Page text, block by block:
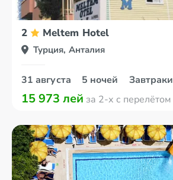
2 Meltem Hotel
Турция, Анталия
31 августа 5 ночей Завтраки
15 973 лей за 2-х с перелётом